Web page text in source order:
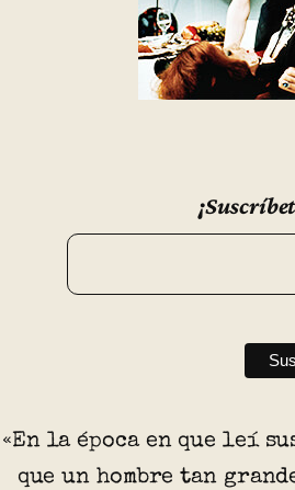
«En la época en que leí
que un hombre tan